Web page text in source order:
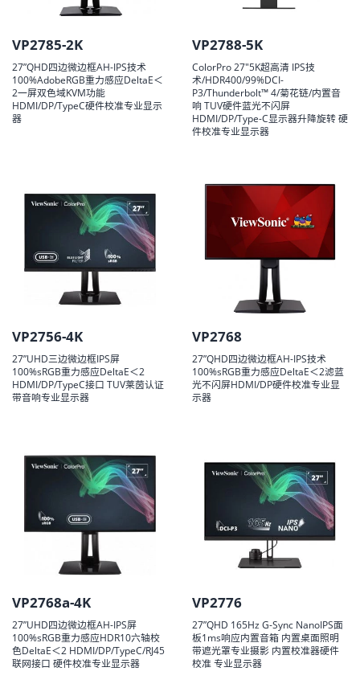
VP2785-2K
27”QHD四边微边框AH-IPS技术
100%AdobeRGB重力感应DeltaE＜
2一屏双色域KVM功能
HDMI/DP/TypeC硬件校准专业显示
器
VP2788-5K
ColorPro 27"5K超高清 IPS技
术/HDR400/99%DCI-
P3/Thunderbolt™ 4/菊花链/内置音
响 TUV硬件蓝光不闪屏
HDMI/DP/Type-C显示器升降旋转 硬
件校准专业显示器
VP2756-4K
27”UHD三边微边框IPS屏
100%sRGB重力感应DeltaE＜2
HDMI/DP/TypeC接口 TUV莱茵认证
带音响专业显示器
VP2768
27”QHD四边微边框AH-IPS技术
100%sRGB重力感应DeltaE＜2滤蓝
光不闪屏HDMI/DP硬件校准专业显
示器
VP2768a-4K
27”UHD四边微边框AH-IPS屏
100%sRGB重力感应HDR10六轴校
色DeltaE＜2 HDMI/DP/TypeC/RJ45
联网接口 硬件校准专业显示器
VP2776
27”QHD 165Hz G-Sync NanoIPS面
板1ms响应内置音箱 内置桌面照明
带遮光罩专业摄影 内置校准器硬件
校准 专业显示器